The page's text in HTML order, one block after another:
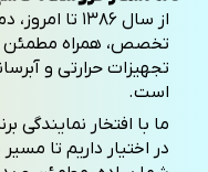
از سال ۱۳۸۶
تخصص، همراه مطمئن
تجهیزات حرارتی و
است.
ما با افتخار نمایندگی
در اختیار داریم تا